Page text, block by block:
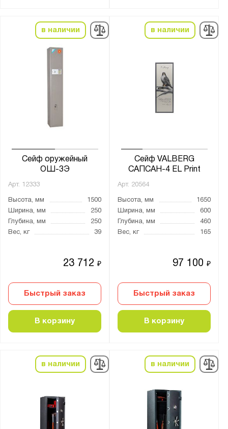
в наличии
Сейф оружейный
ОШ-3Э
Арт. 12333
Высота, мм
1500
Ширина, мм
250
Глубина, мм
250
Вес, кг
39
23 712₽
Быстрый заказ
В корзину
в наличии
Сейф VALBERG
САПСАН-4 EL Print
Арт. 20564
Высота, мм
1650
Ширина, мм
600
Глубина, мм
460
Вес, кг
165
97 100₽
Быстрый заказ
В корзину
в наличии в наличии